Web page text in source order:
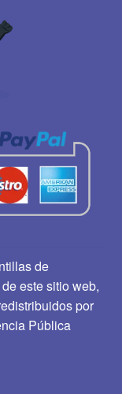
de
este sitio web,
por
Pública